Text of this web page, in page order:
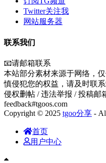
Twitter关注我
网站服务器
联系我们
📧请邮箱联系
本站部分素材来源于网络，
慎侵犯您的权益，请及时联
侵权删帖 / 违法举报 / 投稿邮
feedback#tgoos.com
Copyright © 2025 tgoo分享 -
首页
用户中心